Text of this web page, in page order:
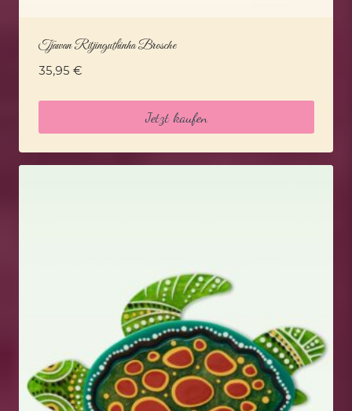
Tjawan Ritjinguthinha Brosche
35,95 €
Jetzt kaufen